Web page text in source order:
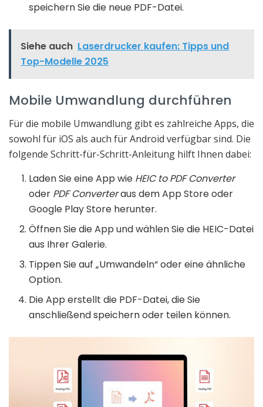
speichern Sie die neue PDF-Datei.
Siehe auch Laserdrucker kaufen: Tipps und
Top-Modelle 2025
Mobile Umwandlung durchführen
Für die mobile Umwandlung gibt es zahlreiche Apps, die
sowohl für iOS als auch für Android verfügbar sind. Die
folgende Schritt-für-Schritt-Anleitung hilft Ihnen dabei:
Laden Sie eine App wie HEIC to PDF Converter
oder PDF Converteraus dem App Store oder
Google Play Store herunter.
Öffnen Sie die App und wählen Sie die HEIC-Datei
aus Ihrer Galerie.
Tippen Sie auf „Umwandeln“ oder eine ähnliche
Option.
Die App erstellt die PDF-Datei, die Sie
anschließend speichern oder teilen können.